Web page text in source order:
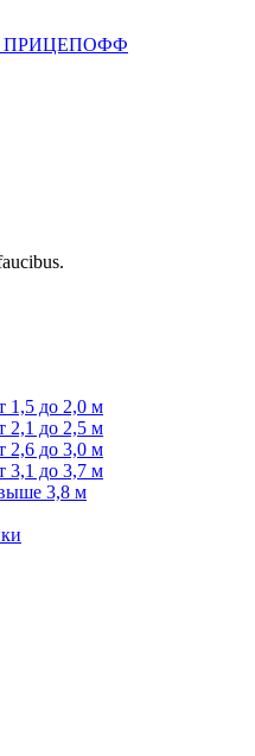
1,5 до 2,0 м
2,1 до 2,5 м
2,6 до 3,0 м
3,1 до 3,7 м
3,8 м